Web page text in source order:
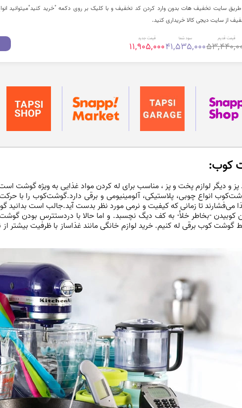
از سایت دیجی کالا خریداری کنید.
قیمت قدیم سود شما
41,535,000
قیمت جدید
11,905,000
کوب:
پز و دیگر لوازم پخت و پز ، مناسب برای له کردن مواد غذایی به ویژه گوشت
انواع چوبی، پلاستیکی، آلومینیومی و برقی دارد.گوشت‌کوب
می‌فشارند تا زمانی که کیفیت و نرمی مورد نظر بدست آید.جالب است
-بخاطر خلأ- به کف دیگ نچسبد. و اما حالا با دردستترس بودن
گوشت کوب برقی له کنیم. خرید لوازم خانگی مانند غذاساز با ظرفیت